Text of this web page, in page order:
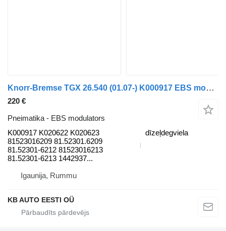
Knorr-Bremse TGX 26.540 (01.07-) K000917 EBS modulators paredzēts MAN TGL, TGM, TGS, TGX (2005-2021) kravas automašīnas
220 €
Pneimatika - EBS modulators
K000917 K020622 K020623
81523016209 81.52301.6209
81.52301-6212 81523016213
81.52301-6213 1442937...
dīzeļdegviela
Igaunija, Rummu
KB AUTO EESTI OÜ